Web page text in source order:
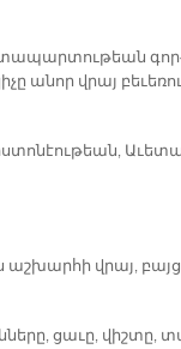
ա­նոր վրայ
աշ­խար­հի վրայ, բայց
ցա­ւը, վիշ­տը,